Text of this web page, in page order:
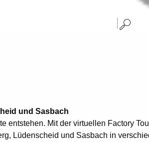
und Sasbach
entstehen. Mit der virtuellen Factory
Lüdenscheid und Sasbach in